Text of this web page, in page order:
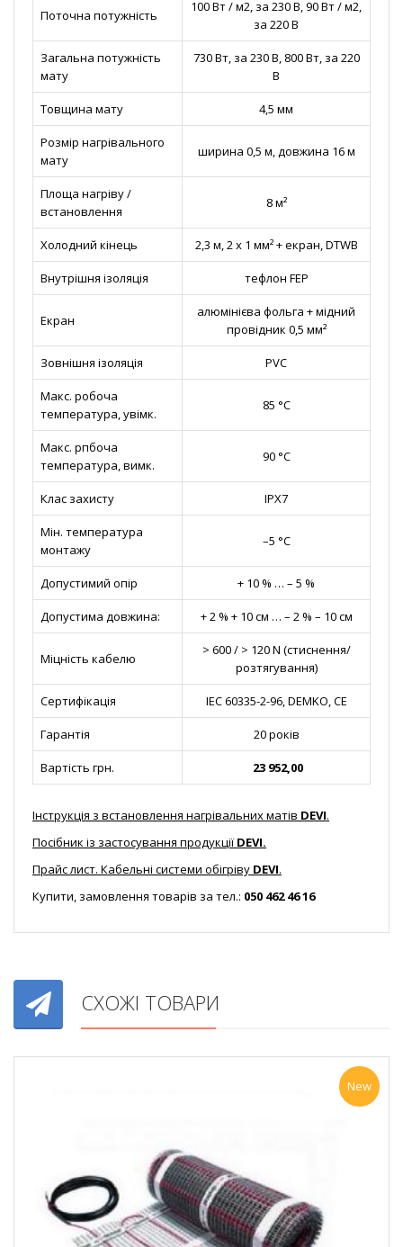
Поточна потужність
100 Вт / м2, за 230 В, 90 Вт / м2,
за 220 В
Загальна потужність
мату
730 Вт, за 230 В, 800 Вт, за 220
В
Товщина мату 4,5 мм
Розмір нагрівального
мату
ширина 0,5 м, довжина 16 м
Площа нагріву /
встановлення
8 м²
Холодний кінець 2,3 м, 2 х 1 мм² + екран, DTWB
Внутрішня ізоляція тефлон FEP
Екран
алюмінієва фольга + мідний
провідник 0,5 мм²
Зовнішня ізоляція PVС
Макс. робоча
температура, увімк.
85 °C
Макс. рпбоча
температура, вимк.
90 °C
Клас захисту IPX7
Мін. температура
монтажу
–5 °C
Допустимий опір + 10 % … – 5 %
Допустима довжина: + 2 % + 10 см … – 2 % – 10 см
Міцність кабелю
> 600 / > 120 N (стиснення/
розтягування)
Сертифікація IEC 60335-2-96, DEMKO, CE
Гарантія 20 років
Вартість грн. 23 952,00
Інструкція з встановлення нагрівальних матів DEVI.
Посібник із застосування продукціїDEVI.
Прайс лист. Кабельні системи обігріву DEVI.
Купити, замовлення товарів за тел.: 050 462 46 16
СХОЖІ ТОВАРИ
New